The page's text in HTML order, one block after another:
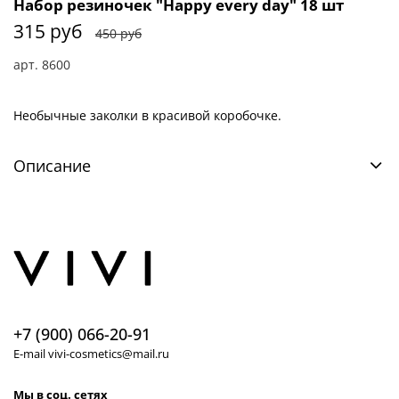
арт. 8600
Набор резиночек "Happy every day" 18 шт
315 руб 450 руб
Необычные заколки в красивой коробочке.
Описание
+7 (900) 066-20-91
E-mail vivi-cosmetics@mail.ru
Мы в соц. сетях